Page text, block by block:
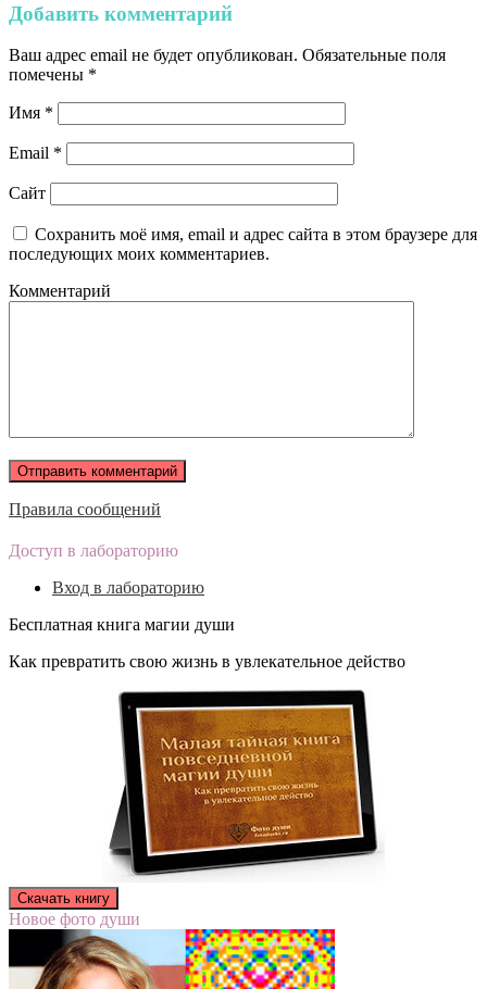
Добавить комментарий
Ваш адрес email не будет опубликован. Обязательные поля
помечены *
Имя *
Email *
Сайт
Сохранить моё имя, email и адрес сайта в этом браузере для
последующих моих комментариев.
Комментарий
Правила сообщений
Доступ в лабораторию
Вход в лабораторию
Бесплатная книга магии души
Как превратить свою жизнь в увлекательное действо
Новое фото души